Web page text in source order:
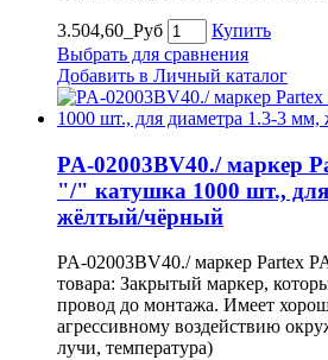
3.504,60_Руб
Купить
Выбрать для сравнения
Добавить в Личный каталог
PA-02003BV40./ маркер
"/" катушка 1000 шт.,
жёлтый/чёрный
PA-02003BV40./ маркер Partex
товара: Закрытый маркер,
провод до монтажа. Имеет
агрессивному воздействию
лучи, температура)